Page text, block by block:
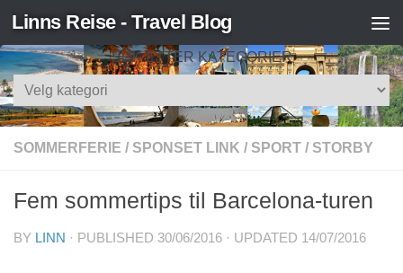
Skip to content
Linns Reise - Travel Blog
SØK ETTER KATEGORIER
Søk
etter
SOMMERFERIE / SPONSET LINK / SPORT / STORBY
Fem sommertips til Barcelona-turen
BY LINN · PUBLISHED 30/06/2016 · UPDATED 14/07/2016